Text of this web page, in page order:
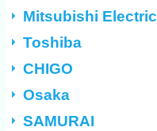
Mitsubishi Electric
Toshiba
CHIGO
Osaka
SAMURAI